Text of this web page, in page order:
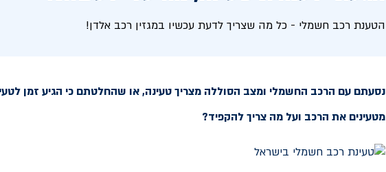
הטענת רכב חשמלי - כל מה שצריך לדעת עכשיו במגזין רכב אלדן!
נסעתם עם הרכב החשמלי ומצב הסוללה מצריך טעינה, או שהחלטתם כי הגיע זמן
מטעינים את הרכב ועל מה צריך להקפיד?